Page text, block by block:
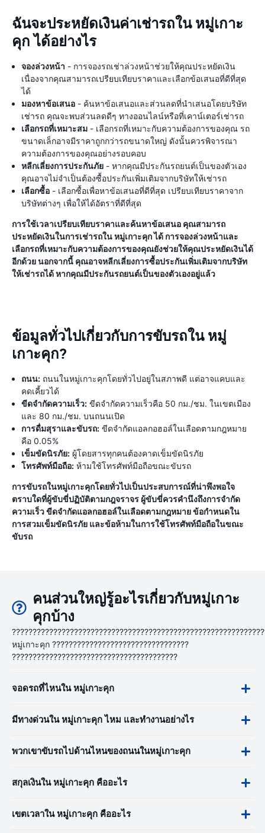
ฉันจะประหยัดเงินค่าเช่ารถใน หมู่เกาะ
คุก ได้อย่างไร
จองล่วงหน้า - การจองรถเช่าล่วงหน้าช่วยให้คุณประหยัดเงิน
เนื่องจากคุณสามารถเปรียบเทียบราคาและเลือกข้อเสนอที่ดีที่สุด
ได้
มองหาข้อเสนอ - ค้นหาข้อเสนอและส่วนลดที่นำเสนอโดยบริษัท
เช่ารถ คุณจะพบส่วนลดดีๆ ทางออนไลน์หรือที่เคาน์เตอร์เช่ารถ
เลือกรถที่เหมาะสม - เลือกรถที่เหมาะกับความต้องการของคุณ รถ
ขนาดเล็กอาจมีราคาถูกกว่ารถขนาดใหญ่ ดังนั้นควรพิจารณา
ความต้องการของคุณอย่างรอบคอบ
หลีกเลี่ยงการประกันภัย - หากคุณมีประกันรถยนต์เป็นของตัวเอง
คุณอาจไม่จำเป็นต้องซื้อประกันเพิ่มเติมจากบริษัทให้เช่ารถ
เลือกซื้อ - เลือกซื้อเพื่อหาข้อเสนอที่ดีที่สุด เปรียบเทียบราคาจาก
บริษัทต่างๆ เพื่อให้ได้อัตราที่ดีที่สุด
การใช้เวลาเปรียบเทียบราคาและค้นหาข้อเสนอ คุณสามารถ
ประหยัดเงินในการเช่ารถใน หมู่เกาะคุก ได้ การจองล่วงหน้าและ
เลือกรถที่เหมาะกับความต้องการของคุณยังช่วยให้คุณประหยัดเงินได้
อีกด้วย นอกจากนี้ คุณอาจหลีกเลี่ยงการซื้อประกันเพิ่มเติมจากบริษัท
ให้เช่ารถได้ หากคุณมีประกันรถยนต์เป็นของตัวเองอยู่แล้ว
ข้อมูลทั่วไปเกี่ยวกับการขับรถใน หมู่
เกาะคุก?
ถนน: ถนนในหมู่เกาะคุกโดยทั่วไปอยู่ในสภาพดี แต่อาจแคบและ
คดเคี้ยวได้
ขีดจำกัดความเร็ว: ขีดจำกัดความเร็วคือ 50 กม./ชม. ในเขตเมือง
และ 80 กม./ชม. บนถนนเปิด
การดื่มสุราและขับรถ: ขีดจำกัดแอลกอฮอล์ในเลือดตามกฎหมาย
คือ 0.05%
เข็มขัดนิรภัย: ผู้โดยสารทุกคนต้องคาดเข็มขัดนิรภัย
โทรศัพท์มือถือ: ห้ามใช้โทรศัพท์มือถือขณะขับรถ
การขับรถในหมู่เกาะคุกโดยทั่วไปเป็นประสบการณ์ที่น่าพึงพอใจ
ตราบใดที่ผู้ขับขี่ปฏิบัติตามกฎจราจร ผู้ขับขี่ควรคำนึงถึงการจำกัด
ความเร็ว ขีดจำกัดแอลกอฮอล์ในเลือดตามกฎหมาย ข้อกำหนดใน
การสวมเข็มขัดนิรภัย และข้อห้ามในการใช้โทรศัพท์มือถือในขณะ
ขับรถ
คนส่วนใหญ่รู้อะไรเกี่ยวกับหมู่เกาะ
คุกบ้าง
หมู่เกาะคุก ?????????????????????????????????
????????????????????????????????????????
จอดรถที่ไหนใน หมู่เกาะคุก
มีทางด่วนใน หมู่เกาะคุก ไหม และทำงานอย่างไร
พวกเขาขับรถไปด้านไหนของถนนในหมู่เกาะคุก
สกุลเงินใน หมู่เกาะคุก คืออะไร
เขตเวลาใน หมู่เกาะคุก คืออะไร